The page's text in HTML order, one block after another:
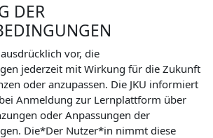
DER
vor, die
jederzeit mit Wirkung für die Zukunft
oder anzupassen. Die JKU informiert
Anmeldung zur Lernplattform über
oder Anpassungen der
Die*Der Nutzer*in nimmt diese